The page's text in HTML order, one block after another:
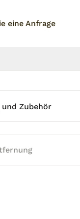
eine Anfrage
Zubehör